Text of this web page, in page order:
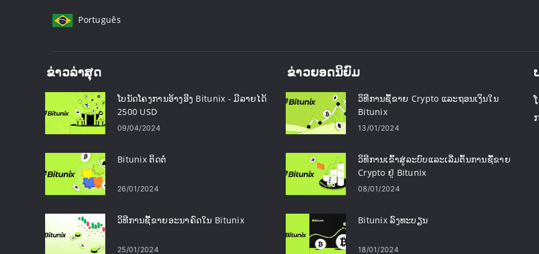
Português
ຂ່າວ​ລ່າ​ສຸດ
ໂບນັດໂຄງການອ້າງອີງ Bitunix - ມີລາຍໄດ້
2500 USD
09/04/2024
Bitunix ຕິດຕໍ່
26/01/2024
ວິທີການຊື້ຂາຍອະນາຄົດໃນ Bitunix
25/01/2024
ຂ່າວຍອດນິຍົມ
ວິທີການຊື້ຂາຍ Crypto ແລະຖອນເງິນໃນ
Bitunix
13/01/2024
ວິທີການເຂົ້າສູ່ລະບົບແລະເລີ່ມຕົ້ນການຊື້ຂາຍ
Crypto ຢູ່ Bitunix
08/01/2024
Bitunix ລົງທະບຽນ
18/01/2024